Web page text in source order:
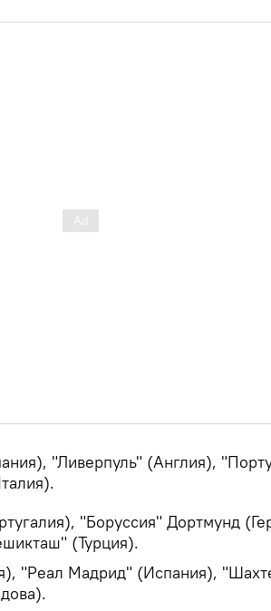
"Ливерпуль" (Англия),
"Боруссия" Дортмунд
(Турция).
"Реал Мадрид" (Испания),